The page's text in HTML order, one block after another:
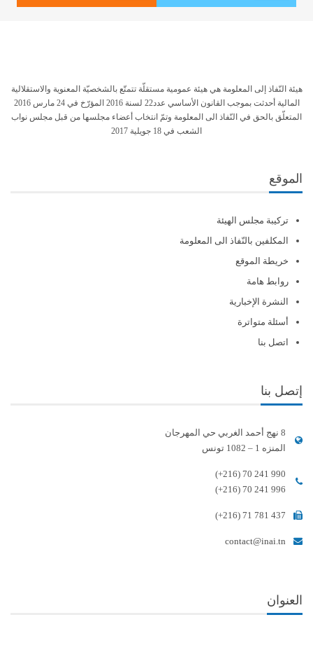
هيئة النّفاذ إلى المعلومة هي هيئة عمومية مستقلّة تتمتّع بالشخصيّة المعنوية والاستقلالية
المالية أحدثت بموجب القانون الأساسي عدد22 لسنة 2016 المؤرّخ في 24 مارس 2016
المتعلّق بالحق في النّفاذ الى المعلومة وتمّ انتخاب أعضاء مجلسها من قبل مجلس نواب
الشعب في 18 جويلية 2017
الموقع
تركيبة مجلس الهيئة
المكلفين بالنّفاذ الى المعلومة
خريطة الموقع
روابط هامة
النشرة الإخبارية
أسئلة متواترة
اتصل بنا
إتصل بنا
8 نهج أحمد الغربي حي المهرجان
المنزه 1 – 1082 تونس
(+216) 70 241 990
(+216) 70 241 996
(+216) 71 781 437
contact@inai.tn
العنوان